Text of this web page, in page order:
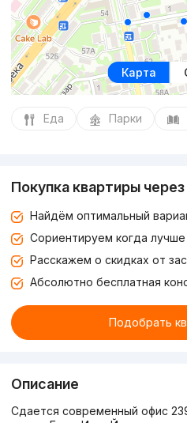
Карта
Еда Парки
Покупка квартиры
Найдём оптимальный
Сориентируем когда лучше
Расскажем о скидках от
Абсолютно бесплатная
Подобрать
Описание
Сдается современный офис